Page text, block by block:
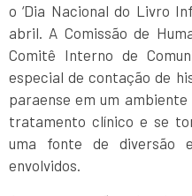
o ‘Dia Nacional do Livro
abril. A Comissão de
Comitê Interno de
especial de contação de
paraense em um
tratamento clínico e se
uma fonte de diversão
envolvidos.